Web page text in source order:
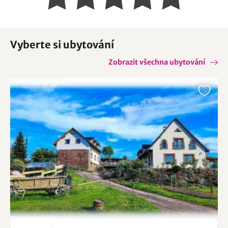
Vyberte si ubytování
Zobrazit všechna ubytování